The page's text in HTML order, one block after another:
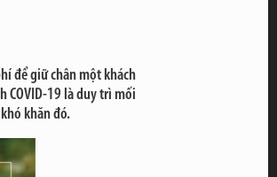
để giữ chân một khách
COVID-19 là duy trì mối
khăn đó.